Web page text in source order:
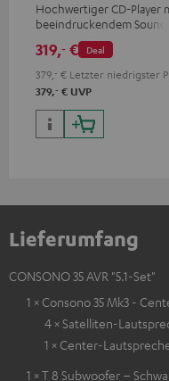
Hochwertiger CD-Player
beeindruckendem Sound
wertiger Verarbeitung
Deal
319,‐ €
379,‐ € Letzter niedrigster
379,‐ € UVP
Lieferumfang
CONSONO 35 AVR "5.1-Set"
1 × Consono 35 Mk3 -
4 × Satelliten-
1 × Center-
1 × T 8 Subwoofer –